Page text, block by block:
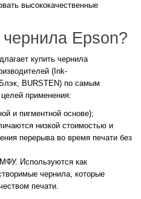
высококачественные
Epson?
купить чернила
(Ink-
BURSTEN) по самым
применения:
и пигментной основе);
низкой стоимостью и
перерыва во время печати без
Используются как
чернила, которые
печати.